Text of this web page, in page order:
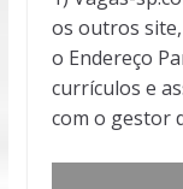
os outros
o Endereço
currículos e
com o gestor